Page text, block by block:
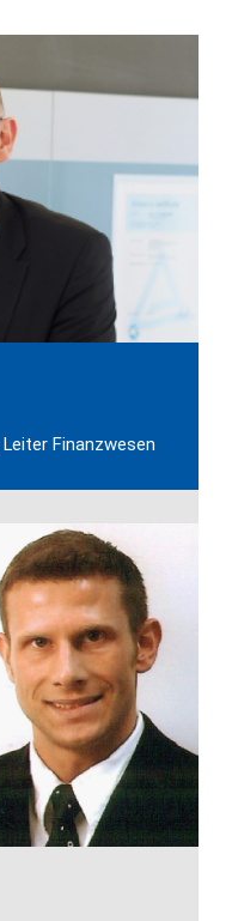
Finanzwesen